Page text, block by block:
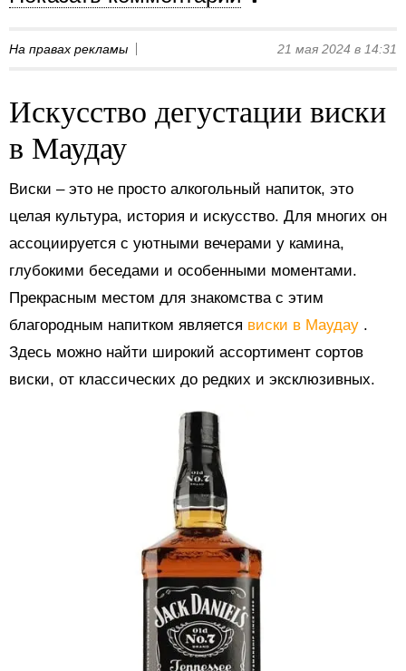
На правах рекламы 21 мая 2024 в 14:31
Искусство дегустации виски
в Маудау
Виски – это не просто алкогольный напиток, это
целая культура, история и искусство. Для многих он
ассоциируется с уютными вечерами у камина,
глубокими беседами и особенными моментами.
Прекрасным местом для знакомства с этим
благородным напитком является виски в Маудау .
Здесь можно найти широкий ассортимент сортов
виски, от классических до редких и эксклюзивных.